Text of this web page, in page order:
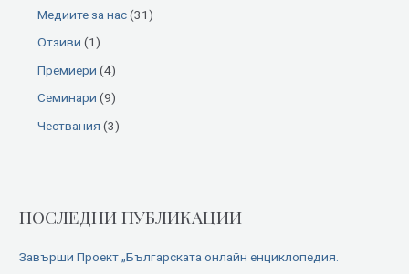
Медиите за нас(31)
Отзиви (1)
Премиери (4)
Семинари (9)
Чествания (3)
ПОСЛЕДНИ ПУБЛИКАЦИИ
Завърши Проект „Българската онлайн енциклопедия.